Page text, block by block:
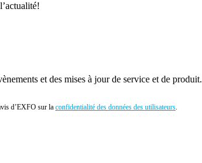
et des mises à jour de service et de produit.
d’EXFO sur la confidentialité des données des utilisateurs.